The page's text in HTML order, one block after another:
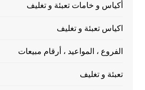
أكياس و خامات تعبئة و تغليف
اكياس تعبئة و تغليف
الفروع ، المواعيد ، أرقام مبيعات
تعبئة و تغليف